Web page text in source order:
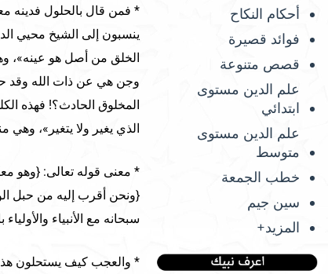
أحكام النكاح
فوائد قصيرة
قصص متنوعة
علم الدين مستوى
ابتدائي
علم الدين مستوى
متوسط
خطب الجمعة
سين جيم
المزيد+
* فمن قال بالحلول فدينه
ينسبون إلى الشيخ محيي
الخلق من أصل هو عينه»،
وجن هي عن ذات الله وقد حل
المخلوق الحادث؟! فهذه
الذي يغير ولا يتغير»،
سبحانه مع الأنبياء
* والعجب كيف يستحلون هذه